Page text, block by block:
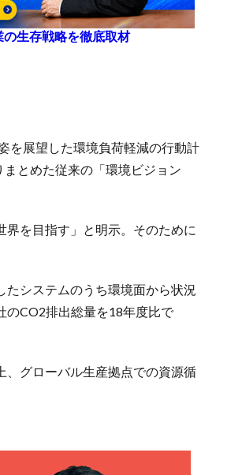
生存戦略を徹底取材
を展望した環境負荷軽減の行動計
とめた従来の「環境ビジョン
を目指す」と明示。そのために
システムのうち環境面から状況
のCO2排出総量を18年度比で
、グローバル生産拠点での資源循